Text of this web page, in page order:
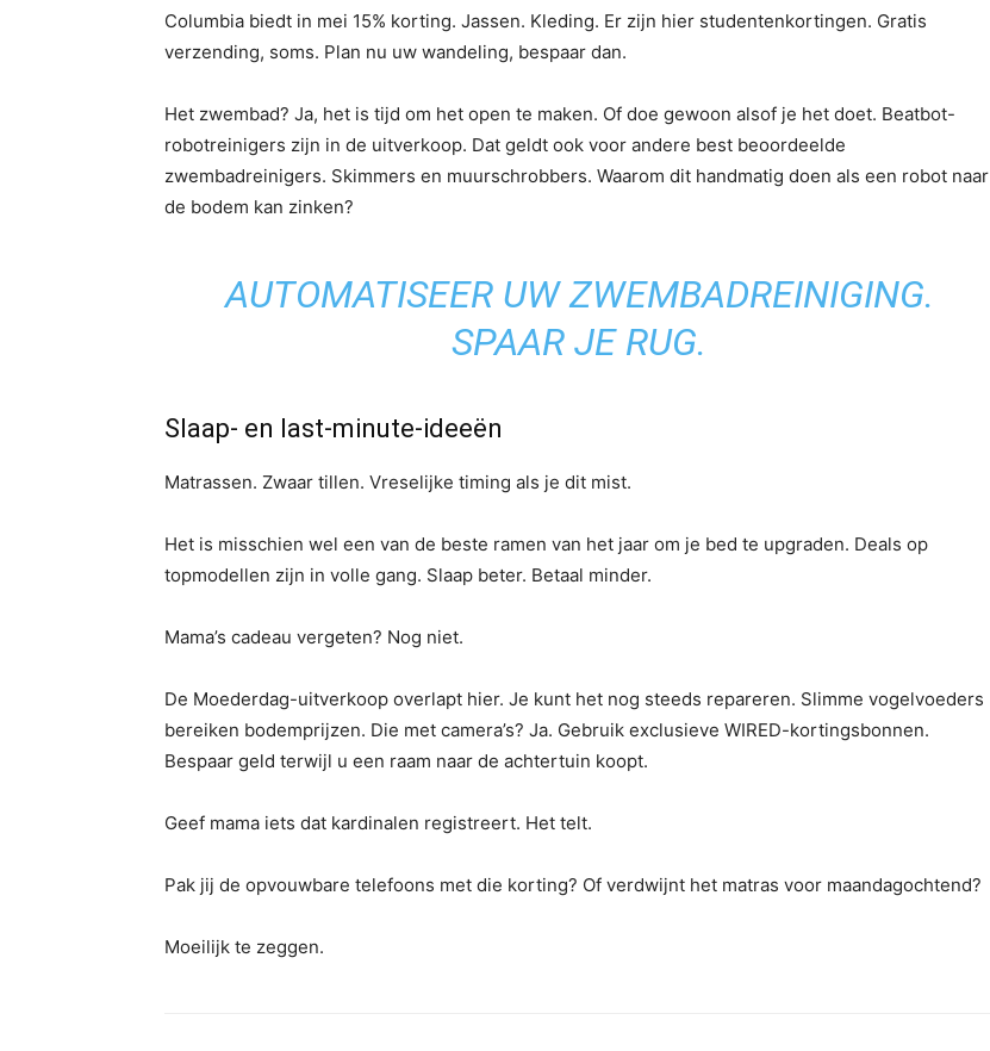
Columbia biedt in mei 15% korting. Jassen. Kleding. Er zijn hier studentenkortingen. Gratis
verzending, soms. Plan nu uw wandeling, bespaar dan.
Het zwembad? Ja, het is tijd om het open te maken. Of doe gewoon alsof je het doet. Beatbot-
robotreinigers zijn in de uitverkoop. Dat geldt ook voor andere best beoordeelde
zwembadreinigers. Skimmers en muurschrobbers. Waarom dit handmatig doen als een robot naar
de bodem kan zinken?
AUTOMATISEER UW ZWEMBADREINIGING.
SPAAR JE RUG.
Slaap- en last-minute-ideeën
Matrassen. Zwaar tillen. Vreselijke timing als je dit mist.
Het is misschien wel een van de beste ramen van het jaar om je bed te upgraden. Deals op
topmodellen zijn in volle gang. Slaap beter. Betaal minder.
Mama’s cadeau vergeten? Nog niet.
De Moederdag-uitverkoop overlapt hier. Je kunt het nog steeds repareren. Slimme vogelvoeders
bereiken bodemprijzen. Die met camera’s? Ja. Gebruik exclusieve WIRED-kortingsbonnen.
Bespaar geld terwijl u een raam naar de achtertuin koopt.
Geef mama iets dat kardinalen registreert. Het telt.
Pak jij de opvouwbare telefoons met die korting? Of verdwijnt het matras voor maandagochtend?
Moeilijk te zeggen.